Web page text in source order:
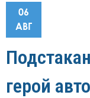
06
АВГ
герой